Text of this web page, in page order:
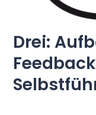
Anmelden
Drei: